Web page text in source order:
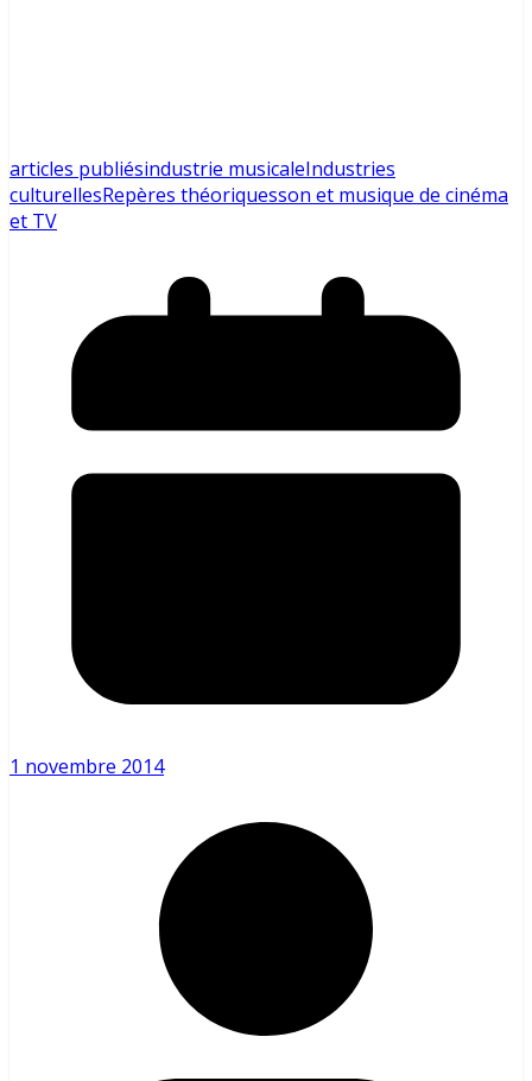
articles publiésindustrie musicaleIndustries
culturellesRepères théoriquesson et musique de cinéma
et TV
1 novembre 2014